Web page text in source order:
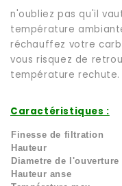
n'oubliez pas qu'il
température
réchauffez votre
vous risquez de
température rechute.
Caractéristiques :
Finesse de filtration
Hauteur
Diametre de l'ouverture
Hauteur anse